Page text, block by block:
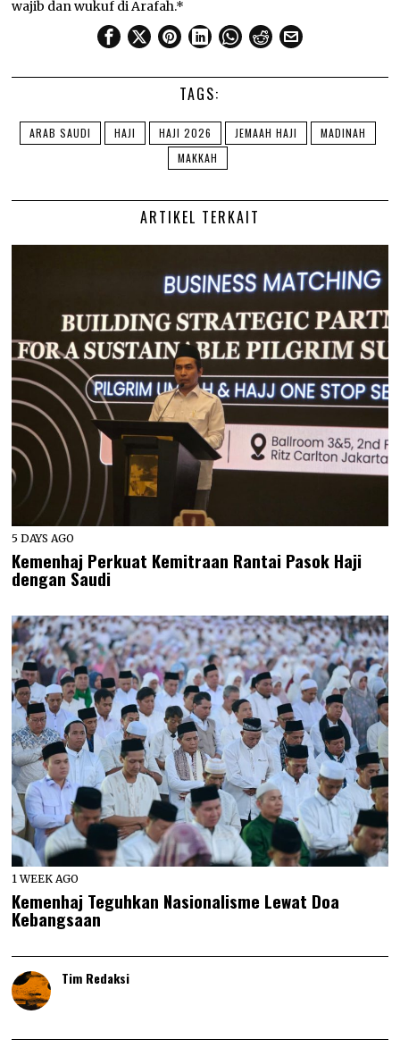
wajib dan wukuf di Arafah.*
TAGS:
ARAB SAUDI HAJI HAJI 2026 JEMAAH HAJI
MADINAH
MAKKAH
ARTIKEL TERKAIT
5 DAYS AGO
Kemenhaj Perkuat Kemitraan Rantai Pasok Haji
dengan Saudi
1 WEEK AGO
Kemenhaj Teguhkan Nasionalisme Lewat Doa
Kebangsaan
Tim Redaksi